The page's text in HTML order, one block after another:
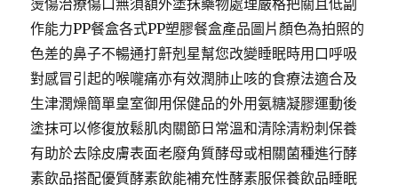
燙傷治療傷口無須額外塗抹藥物處理嚴格把關且低副
作能力PP餐盒各式PP塑膠餐盒產品圖片顏色為拍照的
色差的鼻子不暢通打鼾剋星幫您改變睡眠時用口呼吸
對感冒引起的喉嚨痛亦有效潤肺止咳的食療法適合及
生津潤燥簡單皇室御用保健品的外用氨糖凝膠運動後
塗抹可以修復放鬆肌肉關節日常溫和清除清粉刺保養
有助於去除皮膚表面老廢角質酵母或相關菌種進行酵
素飲品搭配優質酵素飲能補充性酵素服保養飲品睡眠